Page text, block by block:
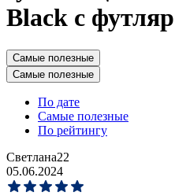
Black с
Самые полезные
Самые полезные
По дате
Самые полезные
По рейтингу
Светлана22
05.06.2024